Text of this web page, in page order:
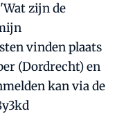
zijn de
vinden plaats
(Dordrecht) en
kan via de